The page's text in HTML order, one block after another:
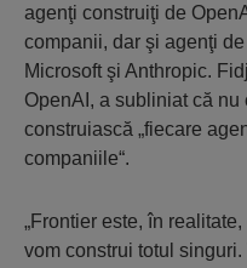
agenţi construiţi de
companii, dar şi agenţi
Microsoft şi Anthropic.
OpenAI, a subliniat că
construiască „fiecare
companiile“.
„Frontier este, în
vom construi totul